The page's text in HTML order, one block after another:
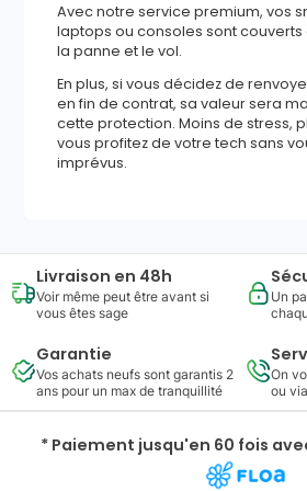
Avec notre service premium, vos
laptops ou consoles sont couverts
la panne et le vol.
En plus, si vous décidez de
en fin de contrat, sa valeur sera
cette protection. Moins de stress,
vous profitez de votre tech sans
imprévus.
Livraison en 48h
Voir même peut être avant si
vous êtes sage
Un
Garantie
Vos achats neufs sont garantis 2
ans pour un max de tranquillité
On
ou
* Paiement jusqu'en 60 fois